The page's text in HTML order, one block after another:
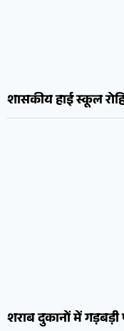
शासकीय हाई स्कूल
शराब दुकानों में